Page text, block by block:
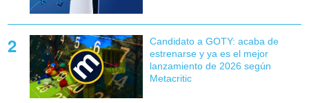
Candidato a GOTY: acaba de
estrenarse y ya es el mejor
lanzamiento de 2026 según
Metacritic